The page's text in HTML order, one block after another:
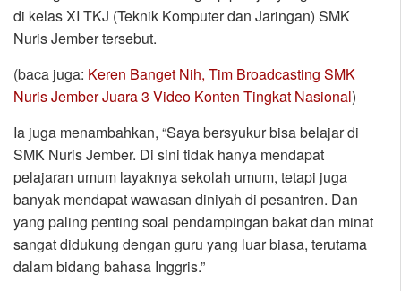
di kelas XI TKJ (Teknik Komputer dan Jaringan) SMK
Nuris Jember tersebut.
(baca juga: Keren Banget Nih, Tim Broadcasting SMK
Nuris Jember Juara 3 Video Konten Tingkat Nasional)
Ia juga menambahkan, “Saya bersyukur bisa belajar di
SMK Nuris Jember. Di sini tidak hanya mendapat
pelajaran umum layaknya sekolah umum, tetapi juga
banyak mendapat wawasan diniyah di pesantren. Dan
yang paling penting soal pendampingan bakat dan minat
sangat didukung dengan guru yang luar biasa, terutama
dalam bidang bahasa Inggris.”